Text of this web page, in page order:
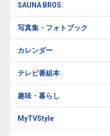
SAUNA BROS.
写真集・フォトブック
カレンダー
テレビ番組本
趣味・暮らし
MyTVStyle